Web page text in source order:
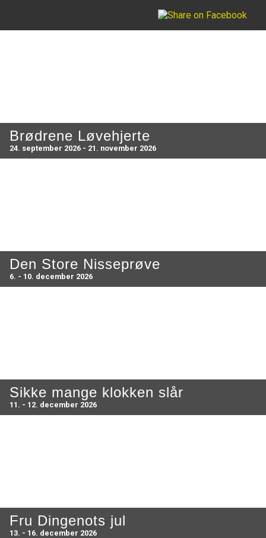
Brødrene Løvehjerte
24. september 2026 - 21. november 2026
Den Store Nisseprøve
6. - 10. december 2026
Sikke mange klokken slår
11. - 12. december 2026
Fru Dingenots jul
13. - 16. december 2026